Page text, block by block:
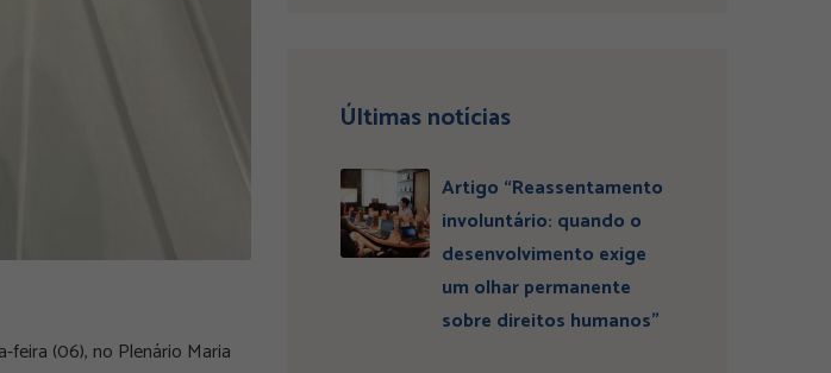
feira (06), no Plenário Maria
Últimas notícias
Artigo “Reassentamento
involuntário: quando o
desenvolvimento exige
um olhar permanente
sobre direitos humanos”